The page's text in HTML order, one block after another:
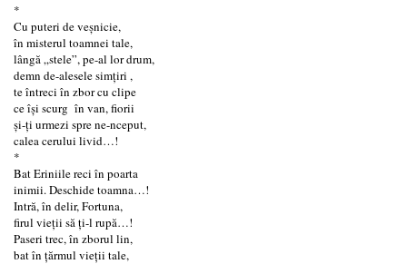
*
Cu puteri de veşnicie,
în misterul toamnei tale,
lângă „stele”, pe-al lor drum,
demn de-alesele simţiri ,
te întreci în zbor cu clipe
ce își scurg în van, fiorii
şi-ți urmezi spre ne-nceput,
calea cerului livid…!
*
Bat Eriniile reci în poarta
inimii. Deschide toamna…!
Intră, în delir, Fortuna,
firul vieţii să ţi-l rupă…!
Paseri trec, în zborul lin,
bat în țărmul vieții tale,